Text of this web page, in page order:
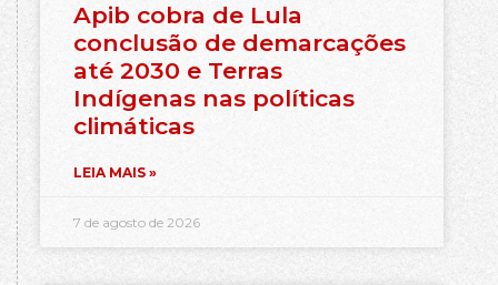
Apib cobra de Lula
conclusão de demarcações
até 2030 e Terras
Indígenas nas políticas
climáticas
LEIA MAIS »
7 de agosto de 2026